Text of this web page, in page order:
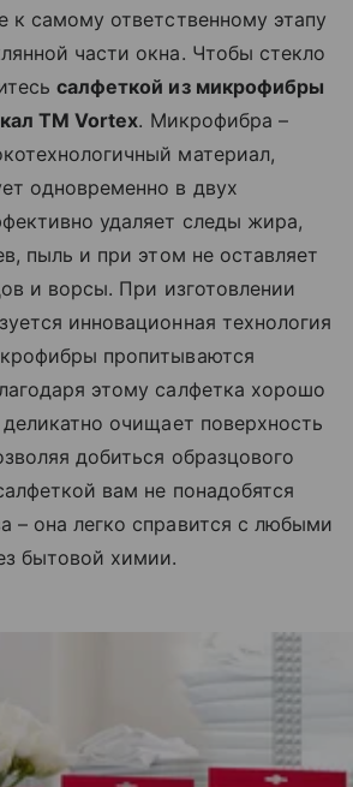
к самому ответственному этапу
части окна. Чтобы стекло
салфеткой из микрофибры
ТМ Vortex. Микрофибра –
материал,
одновременно в двух
удаляет следы жира,
пыль и при этом не оставляет
и ворсы. При изготовлении
инновационная технология
пропитываются
этому салфетка хорошо
деликатно очищает поверхность
добиться образцового
вам не понадобятся
– она легко справится с любыми
бытовой химии.